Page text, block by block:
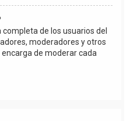
de los usuarios del
moderadores y otros
de moderar cada